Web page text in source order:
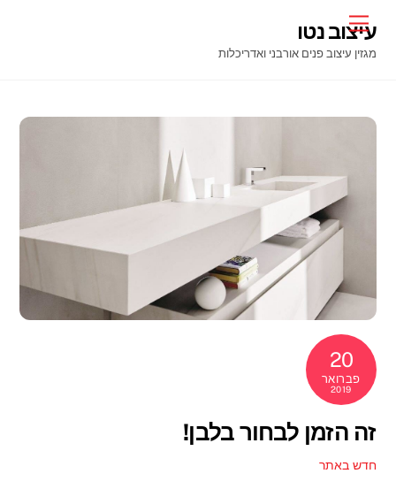
content
Menu
עיצוב נטו
מגזין עיצוב פנים אורבני ואדריכלות
20
פברואר
2019
זה הזמן לבחור בלבן!
חדש באתר